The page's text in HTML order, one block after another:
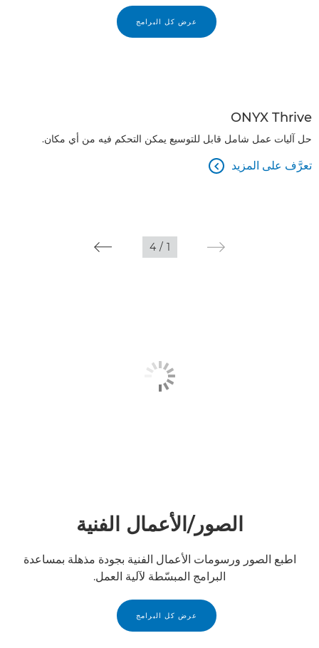
عرض كل البرامج
ONYX Thrive
حل آليات عمل شامل قابل للتوسيع يمكن التحكم فيه من أي مكان.
تعرَّف على المزيد 
1
/
4
الصور/الأعمال الفنية
اطبع الصور ورسومات الأعمال الفنية بجودة مذهلة بمساعدة
البرامج المبسّطة لآلية العمل.
عرض كل البرامج